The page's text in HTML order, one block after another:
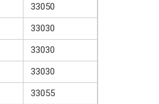
33050
33030
33030
33030
33055